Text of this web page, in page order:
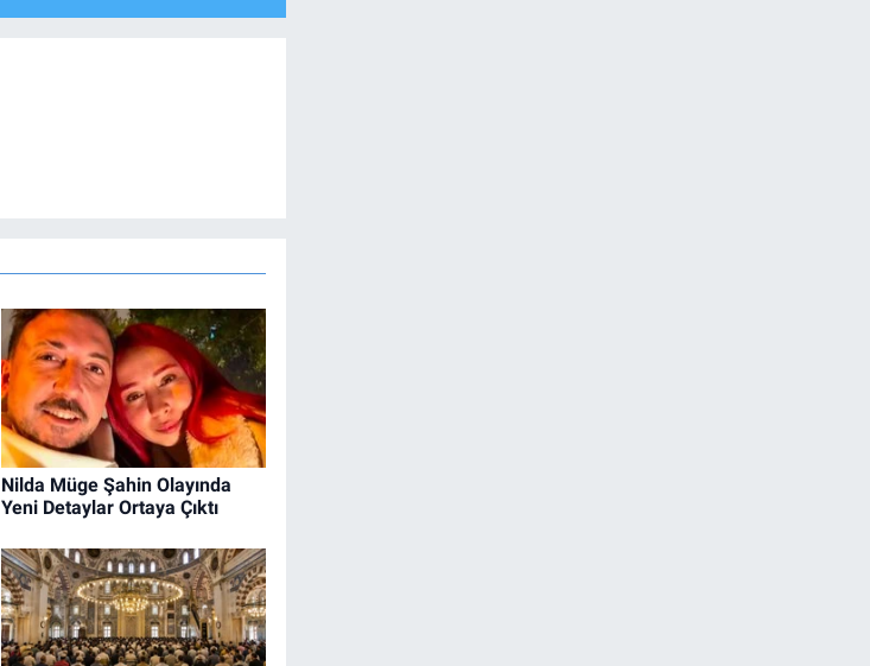
Nilda Müge Şahin Olayında
Yeni Detaylar Ortaya Çıktı